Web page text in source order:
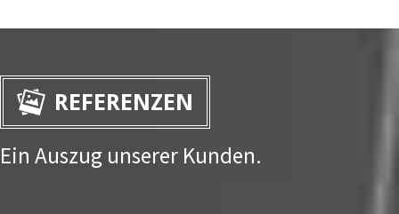
REFERENZEN
Ein Auszug unserer Kunden.